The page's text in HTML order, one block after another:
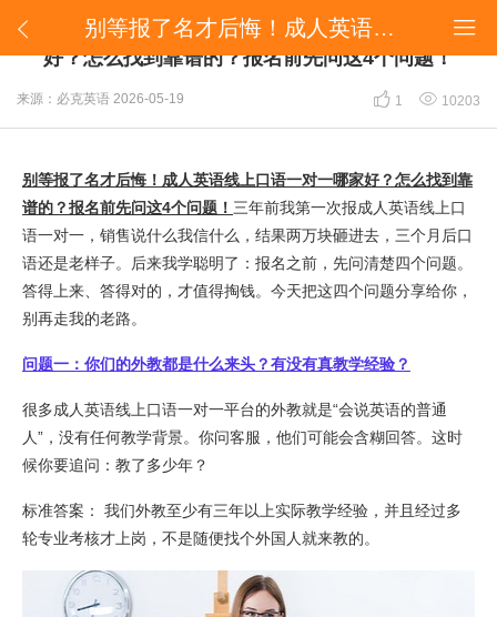
 
​别等报了名才后悔！成人英语线上口语一对一哪家好？怎么找到靠谱的？报名前先问这4个问题！
​别等报了名才后悔！成人英语线上口语一对一哪家
好？怎么找到靠谱的？报名前先问这4个问题！
来源：必克英语 2026-05-19  1  10203
别等报了名才后悔！成人英语线上口语一对一哪家好？怎么找到靠
谱的？报名前先问这4个问题！ 三年前我第一次报成人英语线上口
语一对一，销售说什么我信什么，结果两万块砸进去，三个月后口
语还是老样子。后来我学聪明了：报名之前，先问清楚四个问题。
答得上来、答得对的，才值得掏钱。今天把这四个问题分享给你，
别再走我的老路。
问题一：你们的外教都是什么来头？有没有真教学经验？
很多成人英语线上口语一对一平台的外教就是“会说英语的普通
人”，没有任何教学背景。你问客服，他们可能会含糊回答。这时
候你要追问：教了多少年？
标准答案： 我们外教至少有三年以上实际教学经验，并且经过多
轮专业考核才上岗，不是随便找个外国人就来教的。